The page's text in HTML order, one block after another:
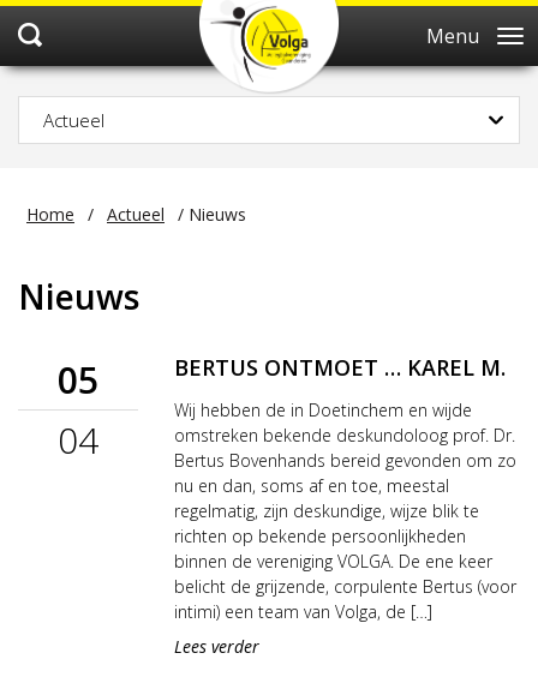
Menu
Actueel
Home / Actueel / Nieuws
Nieuws
05
04
BERTUS ONTMOET … KAREL M.
Wij hebben de in Doetinchem en wijde
omstreken bekende deskundoloog prof. Dr.
Bertus Bovenhands bereid gevonden om zo
nu en dan, soms af en toe, meestal
regelmatig, zijn deskundige, wijze blik te
richten op bekende persoonlijkheden
binnen de vereniging VOLGA. De ene keer
belicht de grijzende, corpulente Bertus (voor
intimi) een team van Volga, de […]
Lees verder